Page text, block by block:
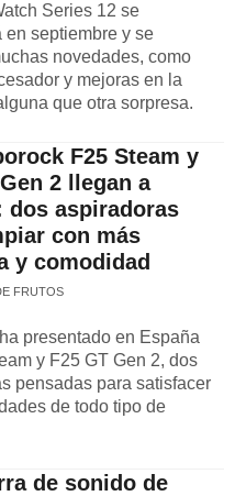
Series 12 se
en septiembre y se
novedades, como
y mejoras en la
que otra sorpresa.
F25 Steam y
2 llegan a
dos aspiradoras
con más
y comodidad
FRUTOS
presentado en España
y F25 GT Gen 2, dos
pensadas para satisfacer
de todo tipo de
de sonido de